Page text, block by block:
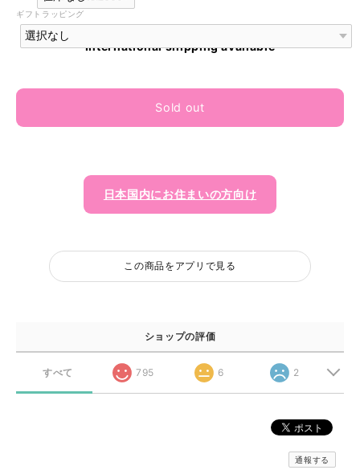
ギフトラッピング
International shipping available
Sold out
日本国内にお住まいの方向け
この商品をアプリで見る
ショップの評価
すべて 795 6 2
通報する